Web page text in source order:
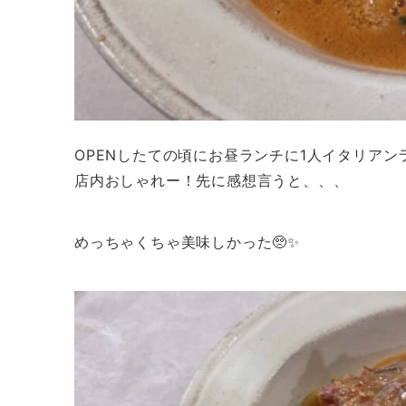
OPENしたての頃にお昼ランチに1人イタリアン
店内おしゃれー！先に感想言うと、、、
めっちゃくちゃ美味しかった🥺✨